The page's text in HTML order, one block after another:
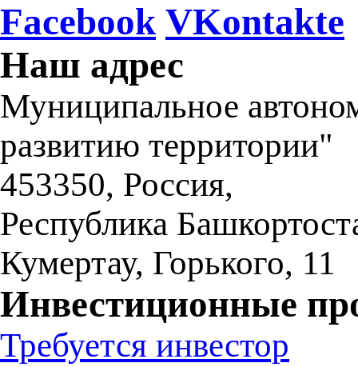
Facebook VKontakte
Наш адрес
Муниципальное
развитию территории"
453350, Россия,
Республика
Кумертау, Горького, 11
Инвестиционные
Требуется инвестор